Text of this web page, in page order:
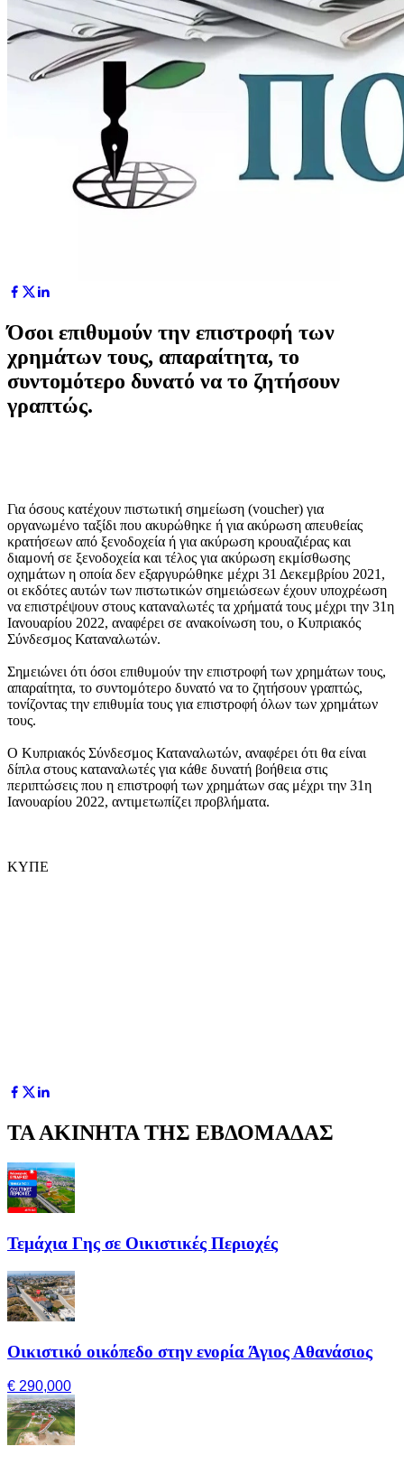
Όσοι επιθυμούν την επιστροφή των
χρημάτων τους, απαραίτητα, το
συντομότερο δυνατό να το ζητήσουν
γραπτώς.
Για όσους κατέχουν πιστωτική σημείωση (voucher) για
οργανωμένο ταξίδι που ακυρώθηκε ή για ακύρωση απευθείας
κρατήσεων από ξενοδοχεία ή για ακύρωση κρουαζιέρας και
διαμονή σε ξενοδοχεία και τέλος για ακύρωση εκμίσθωσης
οχημάτων η οποία δεν εξαργυρώθηκε μέχρι 31 Δεκεμβρίου 2021,
οι εκδότες αυτών των πιστωτικών σημειώσεων έχουν υποχρέωση
να επιστρέψουν στους καταναλωτές τα χρήματά τους μέχρι την 31η
Ιανουαρίου 2022, αναφέρει σε ανακοίνωση του, ο Κυπριακός
Σύνδεσμος Καταναλωτών.
Σημειώνει ότι όσοι επιθυμούν την επιστροφή των χρημάτων τους,
απαραίτητα, το συντομότερο δυνατό να το ζητήσουν γραπτώς,
τονίζοντας την επιθυμία τους για επιστροφή όλων των χρημάτων
τους.
Ο Κυπριακός Σύνδεσμος Καταναλωτών, αναφέρει ότι θα είναι
δίπλα στους καταναλωτές για κάθε δυνατή βοήθεια στις
περιπτώσεις που η επιστροφή των χρημάτων σας μέχρι την 31η
Ιανουαρίου 2022, αντιμετωπίζει προβλήματα.
ΚΥΠΕ
ΤΑ ΑΚΙΝΗΤΑ ΤΗΣ ΕΒΔΟΜΑΔΑΣ
Τεμάχια Γης σε Οικιστικές Περιοχές
Οικιστικό οικόπεδο στην ενορία Άγιος Αθανάσιος
€ 290,000